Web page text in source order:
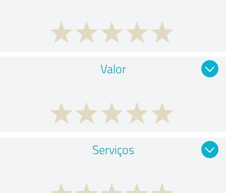
Valor
Serviços